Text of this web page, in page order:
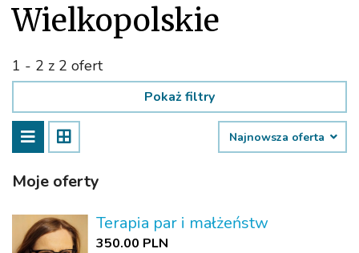
Wielkopolskie
1 - 2 z 2 ofert
Pokaż filtry
Najnowsza oferta
Moje oferty
Terapia par i małżeństw
350.00 PLN